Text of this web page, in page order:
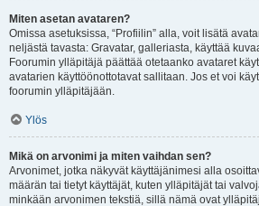
Miten asetan avataren?
Omissa asetuksissa, “Profiilin” alla, voit lisätä
neljästä tavasta: Gravatar, galleriasta, käyttää
Foorumin ylläpitäjä päättää otetaanko avataret
avatarien käyttöönottotavat sallitaan. Jos et voi
foorumin ylläpitäjään.
Ylös
Mikä on arvonimi ja miten vaihdan sen?
Arvonimet, jotka näkyvät käyttäjänimesi alla
määrän tai tietyt käyttäjät, kuten ylläpitäjät tai
minkään arvonimen tekstiä, sillä nämä ovat